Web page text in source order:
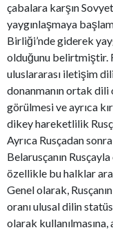
çabalara karşın
yaygınlaşmaya
Birliği’nde giderek
olduğunu belirtmiştir.
uluslararası iletişim
donanmanın ortak dili
görülmesi ve ayrıca
dikey hareketlilik
Ayrıca Rusçadan
Belarusçanın
özellikle bu halklar
Genel olarak,
oranı ulusal dilin
olarak kullanılmasına,